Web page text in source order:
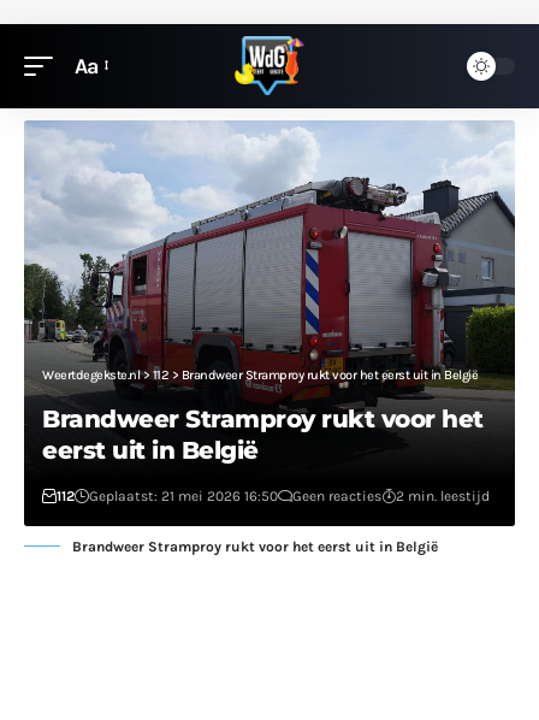
Aa
Weertdegekste.nl>112 > Brandweer Stramproy rukt voor het eerst uit in België
Brandweer Stramproy rukt voor het
eerst uit in België
112 Geplaatst: 21 mei 2026 16:50 Geen reacties 2 min. leestijd
Brandweer Stramproy rukt voor het eerst uit in België